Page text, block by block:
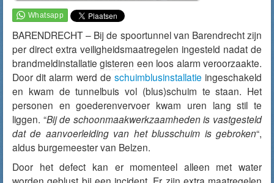
BARENDRECHT – Bij de spoortunnel van Barendrecht zijn
per direct extra veiligheidsmaatregelen ingesteld nadat de
brandmeldinstallatiegisteren een loos alarm veroorzaakte.
Door dit alarm werd de schuimblusinstallatie ingeschakeld
en kwam de tunnelbuis vol (blus)schuim te staan. Het
personen en goederenvervoer kwam uren lang stil te
liggen. “Bij de schoonmaakwerkzaamheden is vastgesteld
dat de aanvoerleiding van het blusschuim is gebroken“,
aldus burgemeester van Belzen.
Door het defect kan er momenteel alleen met water